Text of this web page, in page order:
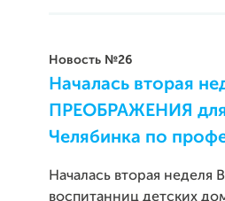
Новость №26
​Началась вторая
ПРЕОБРАЖЕНИЯ для
Челябинка по
Началась вторая
воспитанниц детских